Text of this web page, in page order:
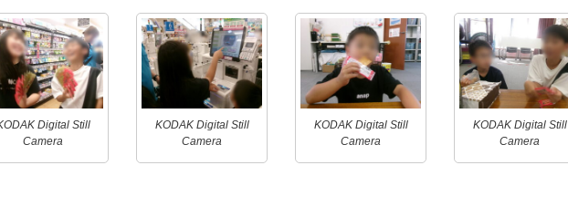
Digital Still
Camera
KODAK Digital Still
Camera
KODAK Digital Still
Camera
KODAK Digital Still
Camera